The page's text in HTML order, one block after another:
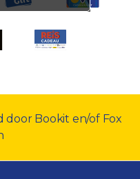
Bookit en/of Fox